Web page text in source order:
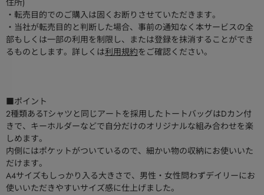
住所)
・転売目的でのご購入は固くお断りさせていただきます。
・当社が転売目的と判断した場合、事前の通知なく本サービスの全
部もしくは一部の利用を制限し、または登録を抹消することができ
るものとします。詳しくは利用規約をご確認ください。
■ポイント
2種類あるTシャツと同じアートを採用したトートバッグはDカン付
きで、キーホルダーなどで自分だけのオリジナルな組み合わせを楽
しめます。
内側にはポケットがついているので、細かい物の収納にお使いいた
だけます。
A4サイズもしっかり入る大きさで、男性・女性問わずデイリーにお
使いいただきやすいサイズ感に仕上げました。